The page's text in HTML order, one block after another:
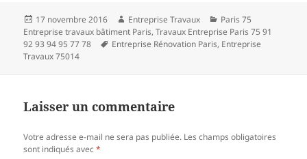
Publié
le
17 novembre 2016 Auteur
Entreprise Travaux Catégories
Paris 75
Entreprise travaux bâtiment Paris,Travaux Entreprise Paris 75 91
92 93 94 95 77 78
Mots-
Entreprise Rénovation Paris, Entreprise
Travaux 75014
Laisser un commentaire
Votre adresse e-mail ne sera pas publiée. Les champs obligatoires
sont indiqués avec*